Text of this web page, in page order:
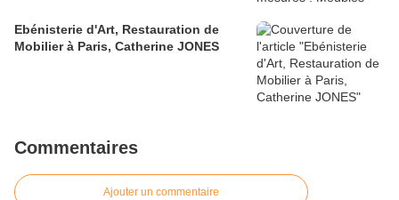
Ebénisterie d'Art, Restauration de
Mobilier à Paris, Catherine JONES
Commentaires
Ajouter un commentaire